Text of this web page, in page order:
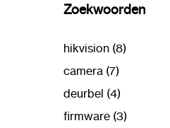
Zoekwoorden
hikvision (8)
camera (7)
deurbel (4)
firmware (3)